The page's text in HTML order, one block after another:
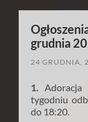
grudnia
24 GRUDNIA,
1. Adoracja
tygodniu
do 18:20.